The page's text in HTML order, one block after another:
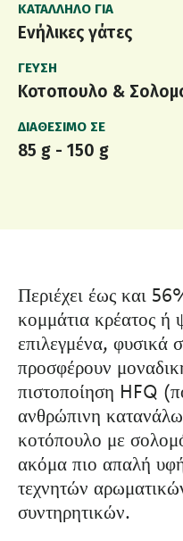
ΚΑΤΆΛΛΗΛΟ ΓΙΑ
Ενήλικες γάτες
ΓΕΎΣΗ
Κοτοπουλο &
ΔΙΑΘΈΣΙΜΟ ΣΕ
85 g - 150 g
Περιέχει έως και
κομμάτια κρέατος ή
επιλεγμένα, φυσικά
προσφέρουν
πιστοποίηση HFQ
ανθρώπινη
κοτόπουλο με
ακόμα πιο απαλή
τεχνητών
συντηρητικών.